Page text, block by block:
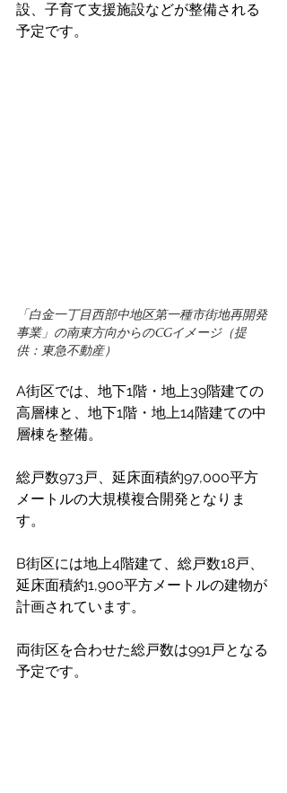
設、子育て支援施設などが整備される
予定です。
「白金一丁目西部中地区第一種市街地再開発
事業」の南東方向からのCGイメージ（提
供：東急不動産）
A街区では、地下1階・地上39階建ての
高層棟と、地下1階・地上14階建ての中
層棟を整備。
総戸数973戸、延床面積約97,000平方
メートルの大規模複合開発となりま
す。
B街区には地上4階建て、総戸数18戸、
延床面積約1,900平方メートルの建物が
計画されています。
両街区を合わせた総戸数は991戸となる
予定です。